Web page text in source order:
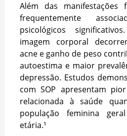
Além das manifestações
frequentemente
psicológicos
imagem corporal
acne e ganho de peso
autoestima e maior
depressão. Estudos
com SOP apresentam
relacionada à saúde
população feminina
etária.¹